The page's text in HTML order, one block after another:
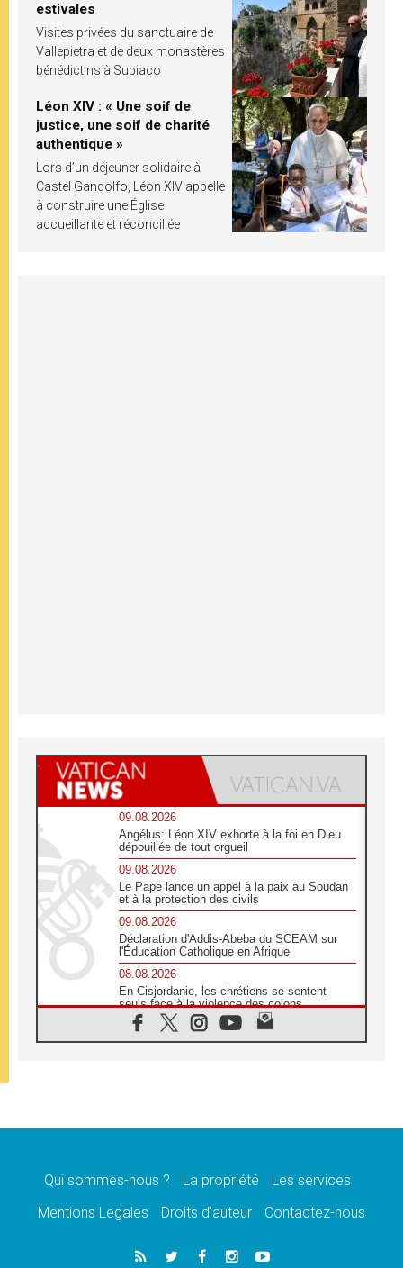
estivales
Visites privées du sanctuaire de
Vallepietra et de deux monastères
bénédictins à Subiaco
Léon XIV : « Une soif de
justice, une soif de charité
authentique »
Lors d’un déjeuner solidaire à
Castel Gandolfo, Léon XIV appelle
à construire une Église
accueillante et réconciliée
09.08.2026
Angélus: Léon XIV exhorte à la foi en Dieu
dépouillée de tout orgueil
09.08.2026
Le Pape lance un appel à la paix au Soudan
et à la protection des civils
09.08.2026
Déclaration d'Addis-Abeba du SCEAM sur
l'Éducation Catholique en Afrique
08.08.2026
En Cisjordanie, les chrétiens se sentent
seuls face à la violence des colons
08.08.2026
Léon XIV au sanctuaire de Notre Dame du
08.08.2026
08.08.2026
catholiques
Au Bangladesh, l'Église accompagne les
Dalits sur le chemin de la dignité
Qui sommes-nous ? La propriété
Les services
Mentions Legales
Droits d’auteur Contactez-nous